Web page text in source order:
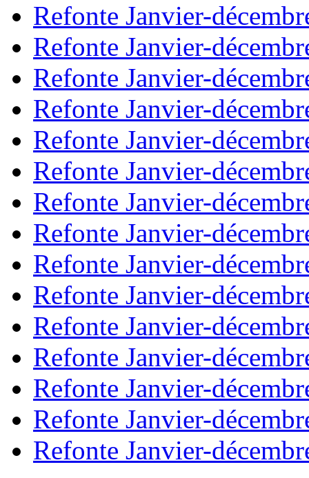
Refonte Janvier-
Refonte Janvier-
Refonte Janvier-
Refonte Janvier-
Refonte Janvier-
Refonte Janvier-
Refonte Janvier-
Refonte Janvier-
Refonte Janvier-
Refonte Janvier-
Refonte Janvier-
Refonte Janvier-
Refonte Janvier-
Refonte Janvier-
Refonte Janvier-